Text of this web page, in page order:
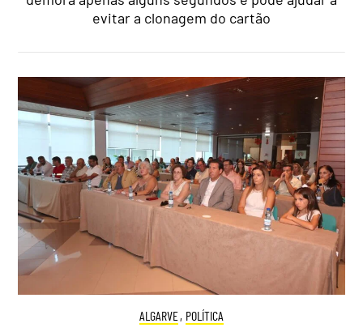
evitar a clonagem do cartão
ALGARVE, POLÍTICA